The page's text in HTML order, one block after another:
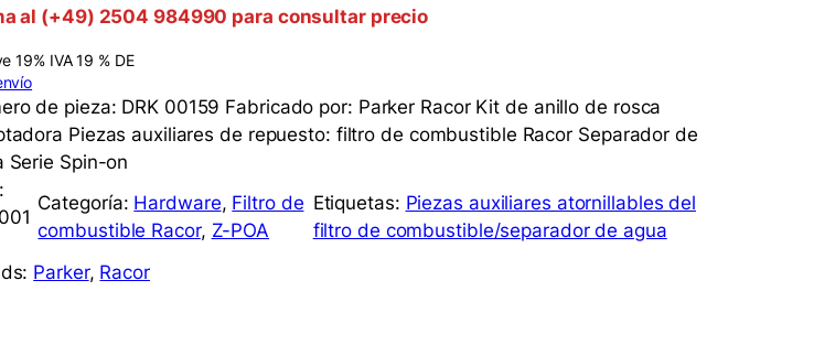
al (+49) 2504 984990 para consultar precio
19% IVA 19 % DE
de pieza: DRK 00159 Fabricado por: Parker Racor Kit de anillo de rosca
Piezas auxiliares de repuesto: filtro de combustible Racor Separador de
Serie Spin-on
Categoría: Hardware, Filtro de
combustible Racor, Z-POA
Etiquetas: Piezas auxiliares atornillables del
filtro de combustible/separador de agua
Parker, Racor